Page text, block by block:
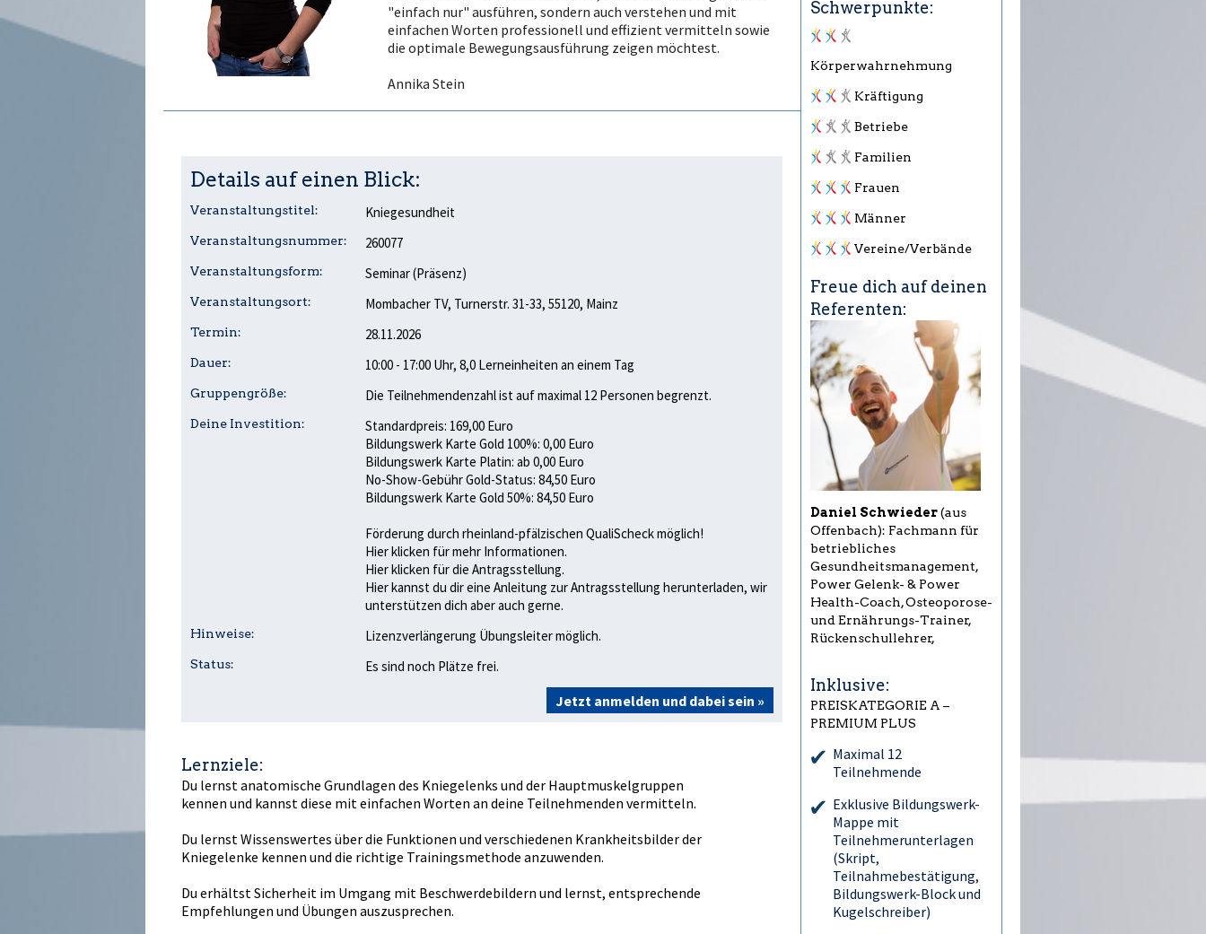
"einfach nur" ausführen, sondern auch verstehen und mit
einfachen Worten professionell und effizient vermitteln sowie
die optimale Bewegungsausführung zeigen möchtest.
Annika Stein
Details auf einen Blick:
Veranstaltungstitel: Kniegesundheit
Veranstaltungsnummer: 260077
Veranstaltungsform: Seminar (Präsenz)
Veranstaltungsort: Mombacher TV, Turnerstr. 31-33, 55120, Mainz
Termin: 28.11.2026
Dauer: 10:00 - 17:00 Uhr, 8,0 Lerneinheiten an einem Tag
Gruppengröße: Die Teilnehmendenzahl ist auf maximal 12 Personen begrenzt.
Deine Investition:
Standardpreis: 169,00 Euro
Bildungswerk Karte Gold 100%: 0,00 Euro
Bildungswerk Karte Platin: ab 0,00 Euro
No-Show-Gebühr Gold-Status: 84,50 Euro
Bildungswerk Karte Gold 50%: 84,50 Euro
Förderung durch rheinland-pfälzischen QualiScheck möglich!
Hier klicken für mehr Informationen.
Hier klicken für die Antragsstellung.
Hier kannst du dir eine Anleitung zur Antragsstellung herunterladen, wir
unterstützen dich aber auch gerne.
Hinweise: Lizenzverlängerung Übungsleiter möglich.
Status: Es sind noch Plätze frei.
Jetzt anmelden und dabei sein »
Lernziele:
Du lernst anatomische Grundlagen des Kniegelenks und der Hauptmuskelgruppen
kennen und kannst diese mit einfachen Worten an deine Teilnehmenden vermitteln.
Du lernst Wissenswertes über die Funktionen und verschiedenen Krankheitsbilder der
Kniegelenke kennen und die richtige Trainingsmethode anzuwenden.
Du erhältst Sicherheit im Umgang mit Beschwerdebildern und lernst, entsprechende
Empfehlungen und Übungen auszusprechen.
Schwerpunkte:
Körperwahrnehmung
Kräftigung
Betriebe
Familien
Frauen
Männer
Vereine/Verbände
Freue dich auf deinen
Referenten:
Daniel Schwieder(aus
Offenbach): Fachmann für
betriebliches
Gesundheitsmanagement,
Power Gelenk- & Power
Health-Coach, Osteoporose-
und Ernährungs-Trainer,
Rückenschullehrer,
Inklusive:
PREISKATEGORIE A –
PREMIUM PLUS
Maximal 12
Teilnehmende
Exklusive Bildungswerk-
Mappe mit
Teilnehmerunterlagen
(Skript,
Teilnahmebestätigung,
Bildungswerk-Block und
Kugelschreiber)